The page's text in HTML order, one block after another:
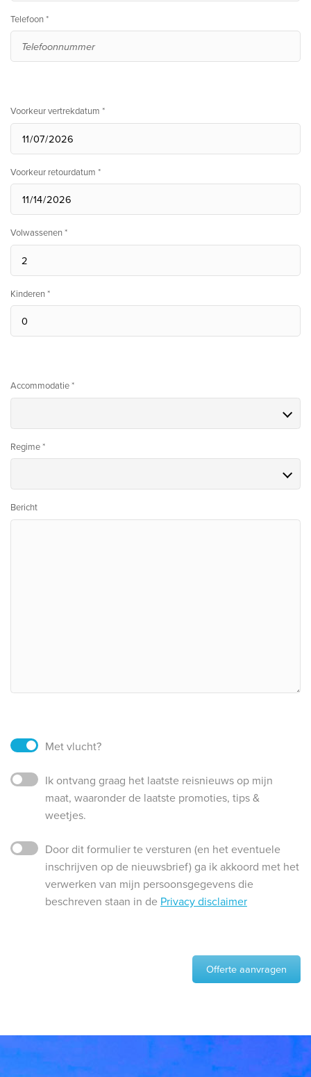
Telefoon *
Voorkeur vertrekdatum *
Voorkeur retourdatum *
Volwassenen *
Kinderen *
Accommodatie *
Regime *
Bericht
Met vlucht?
Ik ontvang graag het laatste reisnieuws op mijn
maat, waaronder de laatste promoties, tips &
weetjes.
Door dit formulier te versturen (en het eventuele
inschrijven op de nieuwsbrief) ga ik akkoord met het
verwerken van mijn persoonsgegevens die
beschreven staan in de Privacy disclaimer
Offerte aanvragen